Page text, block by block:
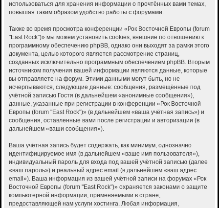
использоваться для хранения информации о прочтённых вами темах,
повышая таким образом удобство работы с форумами.
Также во время просмотра конференции «Рок Восточной Европы (forum
"East Rock")» мы можем установить cookies, внешние по отношению к
программному обеспечению phpBB, однако они выходят за рамки этого
документа, целью которого является рассмотрение страниц,
созданных исключительно программным обеспечением phpBB. Вторым
источником получения вашей информации являются данные, которые
вы отправляете на форум. Этими данными могут быть, но не
исчерпываются, следующие данные: сообщения, размещённые под
учётной записью Гостя (в дальнейшем «анонимные сообщения»),
данные, указанные при регистрации в конференции «Рок Восточной
Европы (forum "East Rock")» (в дальнейшем «ваша учётная запись») и
сообщения, оставленные вами после регистрации и авторизации (в
дальнейшем «ваши сообщения»).
Ваша учётная запись будет содержать, как минимум, однозначно
идентифицируемое имя (в дальнейшем «ваше имя пользователя»),
индивидуальный пароль для входа под вашей учётной записью (далее
«ваш пароль») и реальный адрес email (в дальнейшем «ваш адрес
email»). Ваша информация из вашей учётной записи на форумах «Рок
Восточной Европы (forum "East Rock")» охраняется законами о защите
компьютерной информации, применяемыми в стране,
предоставляющей нам услуги хостинга. Любая информация,